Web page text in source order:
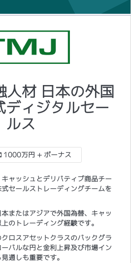
材 日本の外国
ディジタルセー
ルス
1000万円 + ボーナス
ャッシュとデリバティブ商品チー
セールストレーディングチームを
またはアジアで外国為替、キャッ
のトレーディング経験です。
ロスアセットクラスのバックグラ
バルな円と金利上昇及び市場イン
通しも重要です。